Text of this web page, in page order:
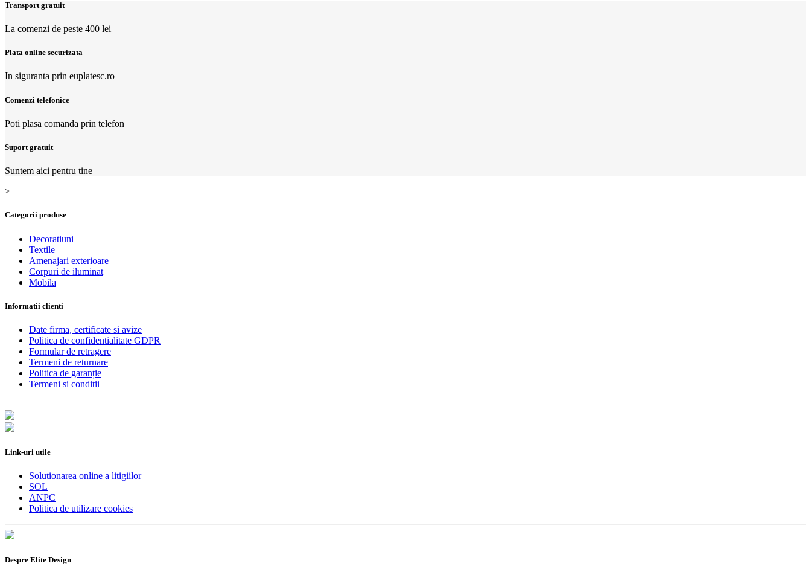
Transport gratuit
La comenzi de peste 400 lei
Plata online securizata
In siguranta prin euplatesc.ro
Comenzi telefonice
Poti plasa comanda prin telefon
Suport gratuit
Suntem aici pentru tine
>
Categorii produse
Decoratiuni
Textile
Amenajari exterioare
Corpuri de iluminat
Mobila
Informatii clienti
Date firma, certificate si avize
Politica de confidentialitate GDPR
Formular de retragere
Termeni de returnare
Politica de garanție
Termeni si conditii
Link-uri utile
Solutionarea online a litigiilor
SOL
ANPC
Politica de utilizare cookies
Despre Elite Design